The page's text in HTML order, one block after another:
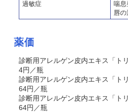
過敏症
喘息
唇
薬価
診断用アレルゲン皮内エキス「ト
4円／瓶
診断用アレルゲン皮内エキス「ト
64円／瓶
診断用アレルゲン皮内エキス「ト
64円／瓶